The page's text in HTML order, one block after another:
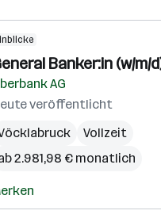
Banker:in (w/m/
AG
veröffentlicht
Vollzeit
2.981,98 € monatlich